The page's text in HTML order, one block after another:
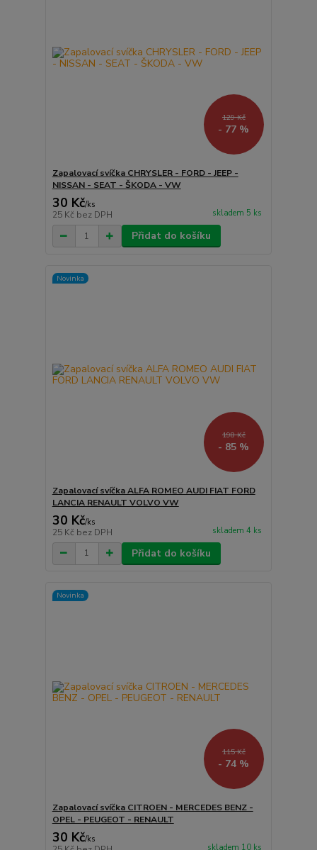
129 Kč
- 77 %
Zapalovací svíčka CHRYSLER - FORD - JEEP -
NISSAN - SEAT - ŠKODA - VW
30 Kč/ks
25 Kč bez DPH skladem 5 ks
Přidat do košíku
Novinka
198 Kč
- 85 %
Zapalovací svíčka ALFA ROMEO AUDI FIAT FORD
LANCIA RENAULT VOLVO VW
30 Kč/ks
25 Kč bez DPH skladem 4 ks
Přidat do košíku
Novinka
115 Kč
- 74 %
Zapalovací svíčka CITROEN - MERCEDES BENZ -
OPEL - PEUGEOT - RENAULT
30 Kč/ks
skladem 10 ks